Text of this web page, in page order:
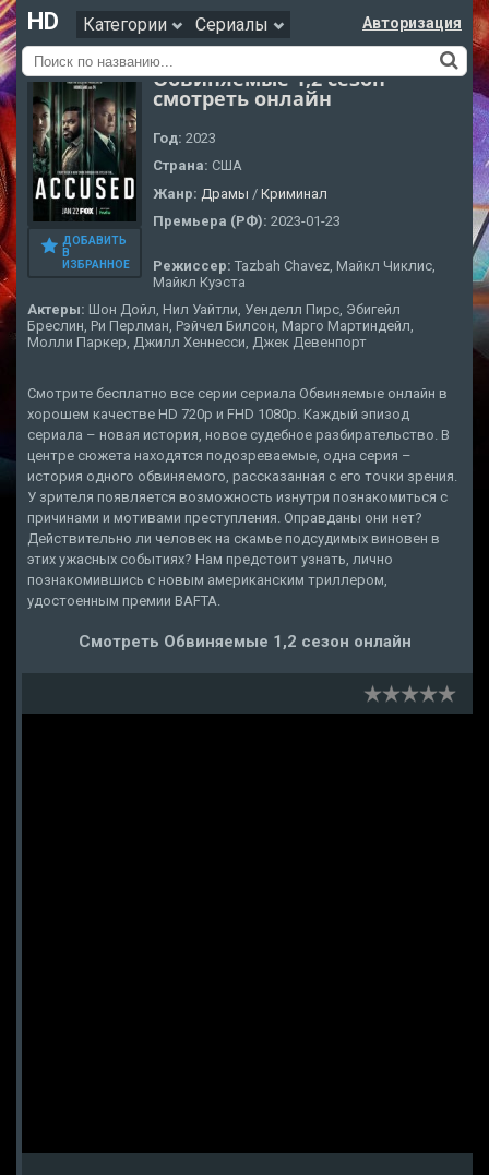
HD Категории Сериалы Авторизация
ДОБАВИТЬ
В
ИЗБРАННОЕ
Обвиняемые 1,2 сезон
смотреть онлайн
Год: 2023
Страна: США
Жанр: Драмы / Криминал
Премьера (РФ): 2023-01-23
Режиссер: Tazbah Chavez, Майкл Чиклис,
Майкл Куэста
Актеры: Шон Дойл, Нил Уайтли, Уенделл Пирс, Эбигейл
Бреслин, Ри Перлман, Рэйчел Билсон, Марго Мартиндейл,
Молли Паркер, Джилл Хеннесси, Джек Девенпорт
Смотрите бесплатно все серии сериала Обвиняемые онлайн в
хорошем качестве HD 720p и FHD 1080p. Каждый эпизод
сериала – новая история, новое судебное разбирательство. В
центре сюжета находятся подозреваемые, одна серия –
история одного обвиняемого, рассказанная с его точки зрения.
У зрителя появляется возможность изнутри познакомиться с
причинами и мотивами преступления. Оправданы они нет?
Действительно ли человек на скамье подсудимых виновен в
этих ужасных событиях? Нам предстоит узнать, лично
познакомившись с новым американским триллером,
удостоенным премии BAFTA.
Смотреть Обвиняемые 1,2 сезон онлайн